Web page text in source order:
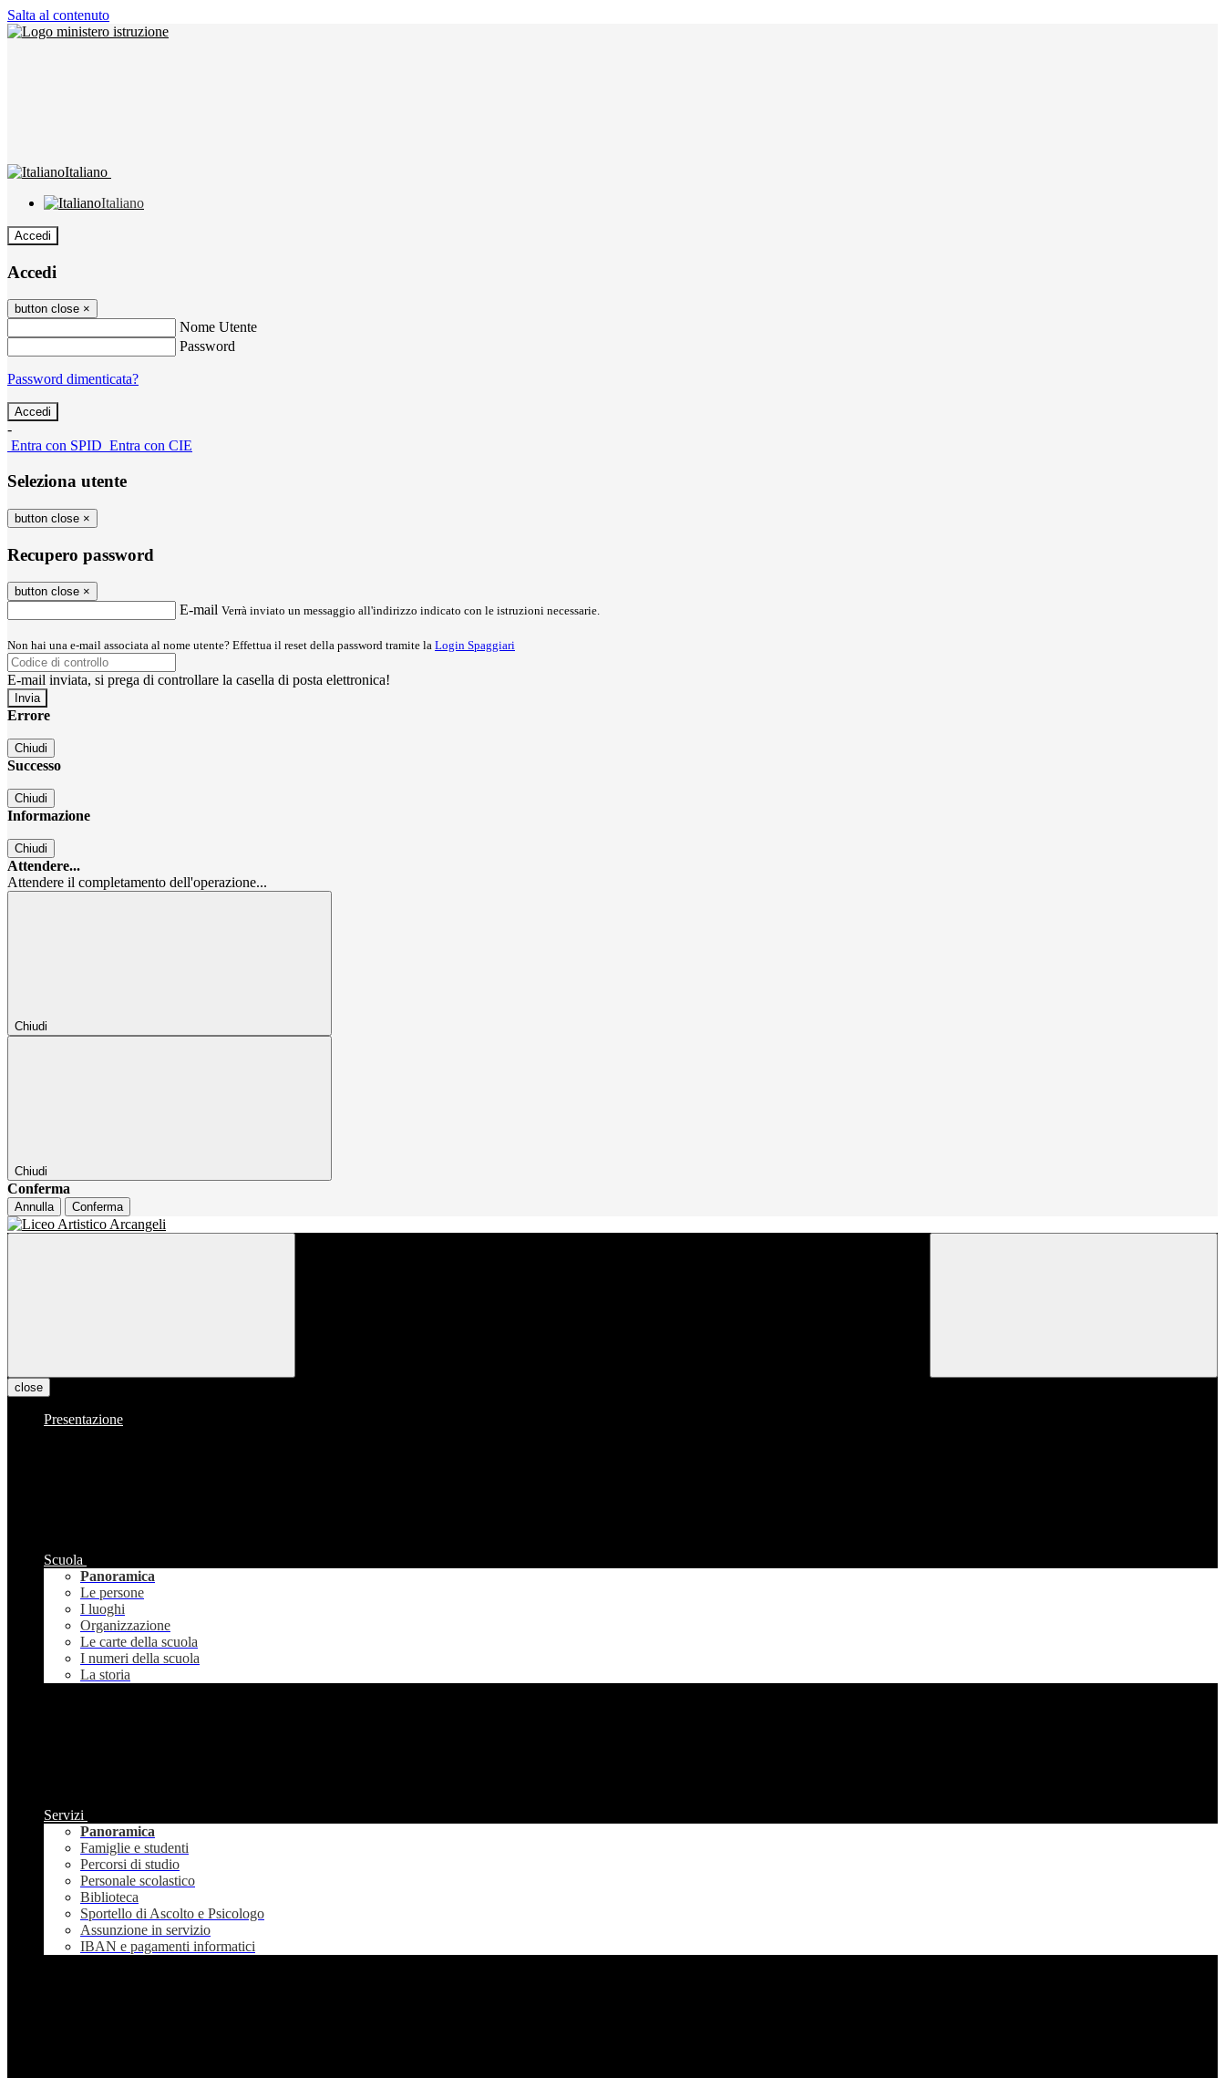
Salta al contenuto
Italiano
Italiano
Accedi
Accedi
button close ×
Nome Utente
Password
Password dimenticata?
-
Entra con SPID Entra con CIE
Seleziona utente
button close ×
Recupero password
button close ×
E-mail Verrà inviato un messaggio all'indirizzo indicato con le istruzioni necessarie.
Non hai una e-mail associata al nome utente? Effettua il reset della password tramite la Login Spaggiari
E-mail inviata, si prega di controllare la casella di posta elettronica!
Errore
Chiudi
Successo
Chiudi
Informazione
Chiudi
Attendere...
Attendere il completamento dell'operazione...
Chiudi
Chiudi
Conferma
Annulla Conferma
close
Presentazione
Scuola
Panoramica
Le persone
I luoghi
Organizzazione
Le carte della scuola
I numeri della scuola
La storia
Servizi
Panoramica
Famiglie e studenti
Percorsi di studio
Personale scolastico
Biblioteca
Sportello di Ascolto e Psicologo
Assunzione in servizio
IBAN e pagamenti informatici